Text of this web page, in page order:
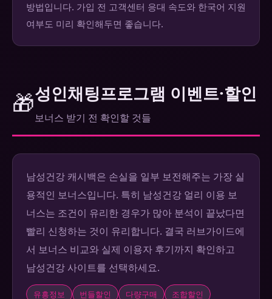
방법입니다. 가입 전 고객센터 응대 속도와 한국어 지원
여부도 미리 확인해두면 좋습니다.
🎁성인채팅프로그램 이벤트·할인
보너스 받기 전 확인할 것들
남성건강 캐시백은 손실을 일부 보전해주는 가장 실
용적인 보너스입니다. 특히 남성건강 얼리 이용 보
너스는 조건이 유리한 경우가 많아 분석이 끝났다면
빨리 신청하는 것이 유리합니다. 결국 러브가이드에
서 보너스 비교와 실제 이용자 후기까지 확인하고
남성건강 사이트를 선택하세요.
유흥정보 번들할인 다량구매 조합할인